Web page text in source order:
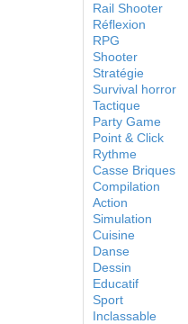
Rail Shooter
Réflexion
RPG
Shooter
Stratégie
Survival horror
Tactique
Party Game
Point & Click
Rythme
Casse Briques
Compilation
Action
Simulation
Cuisine
Danse
Dessin
Educatif
Sport
Inclassable